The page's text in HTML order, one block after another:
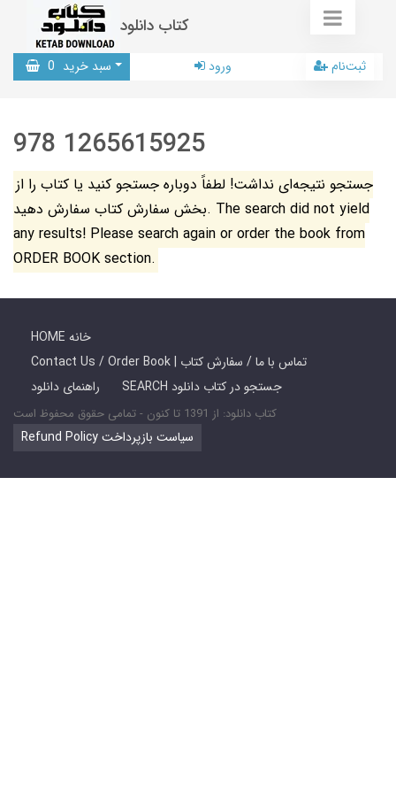
کتاب دانلود
سبد خرید 0 ورود ثبت‌نام
978 1265615925
جستجو نتیجه‌ای نداشت! لطفاً دوباره جستجو کنید یا کتاب را از
بخش سفارش کتاب سفارش دهید. The search did not yield
any results! Please search again or order the book from
ORDER BOOK section.
HOME خانه
Contact Us / Order Book | تماس با ما / سفارش کتاب
راهنمای دانلود
SEARCH جستجو در کتاب دانلود
کتاب دانلود: از 1391 تا کنون - تمامی حقوق محفوظ است
Refund Policy سیاست بازپرداخت